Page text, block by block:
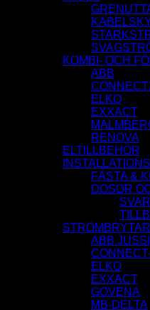
KOMBI- OCH
ABB
ELKO
EXXACT
RENOVA
ELTILLBEHÖR
FÄSTA &
DOSOR
ABB JUSSI
ELKO
EXXACT
GOVENA
MB-DELTA